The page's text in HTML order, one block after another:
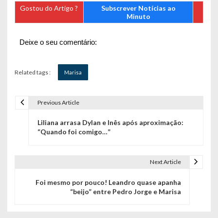
Gostou do Artigo ?
Subscrever Notícias ao
Minuto
Deixe o seu comentário:
Related tags : Marisa
Previous Article
Liliana arrasa Dylan e Inês após aproximação:
“Quando foi comigo…”
Next Article
Foi mesmo por pouco! Leandro quase apanha
“beijo” entre Pedro Jorge e Marisa